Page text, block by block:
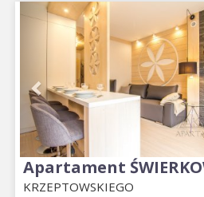
Previous
Apartament
KRZEPTOWSKIEGO